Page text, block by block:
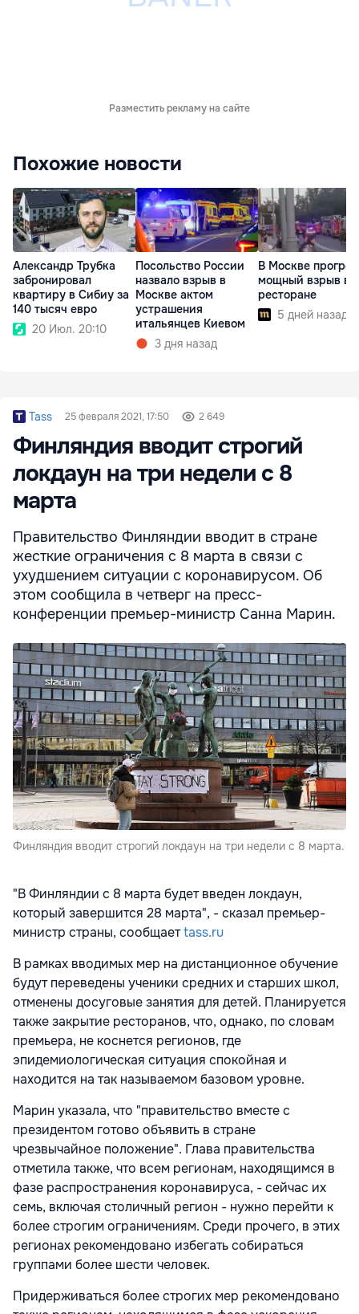
Разместить рекламу на сайте
Похожие новости
Александр Трубка
забронировал
квартиру в Сибиу за
140 тысяч евро
20 Июл. 20:10
Посольство России
назвало взрыв в
Москве актом
устрашения
итальянцев Киевом
3 дня назад
В Москве
мощный взрыв в
ресторане
5 дней назад
Tass 25 февраля 2021, 17:50 2 649
Финляндия вводит строгий
локдаун на три недели с 8
марта
Правительство Финляндии вводит в стране
жесткие ограничения с 8 марта в связи с
ухудшением ситуации с коронавирусом. Об
этом сообщила в четверг на пресс-
конференции премьер-министр Санна Марин.
Финляндия вводит строгий локдаун на три недели с 8 марта.
"В Финляндии с 8 марта будет введен локдаун,
который завершится 28 марта", - сказал премьер-
министр страны, сообщаетtass.ru
В рамках вводимых мер на дистанционное обучение
будут переведены ученики средних и старших школ,
отменены досуговые занятия для детей. Планируется
также закрытие ресторанов, что, однако, по словам
премьера, не коснется регионов, где
эпидемиологическая ситуация спокойная и
находится на так называемом базовом уровне.
Марин указала, что "правительство вместе с
президентом готово объявить в стране
чрезвычайное положение". Глава правительства
отметила также, что всем регионам, находящимся в
фазе распространения коронавируса, - сейчас их
семь, включая столичный регион - нужно перейти к
более строгим ограничениям. Среди прочего, в этих
регионах рекомендовано избегать собираться
группами более шести человек.
Придерживаться более строгих мер рекомендовано